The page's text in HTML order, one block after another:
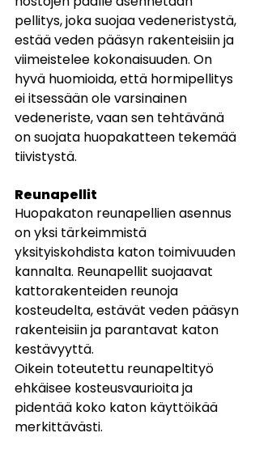
pellitys, joka suojaa vedeneristystä,
estää veden pääsyn rakenteisiin ja
viimeistelee kokonaisuuden. On
hyvä huomioida, että hormipellitys
ei itsessään ole varsinainen
vedeneriste, vaan sen tehtävänä
on suojata huopakatteen tekemää
tiivistystä.
Reunapellit
Huopakaton reunapellien asennus
on yksi tärkeimmistä
yksityiskohdista katon toimivuuden
kannalta. Reunapellit suojaavat
kattorakenteiden reunoja
kosteudelta, estävät veden pääsyn
rakenteisiin ja parantavat katon
kestävyyttä.
Oikein toteutettu reunapeltityö
ehkäisee kosteusvaurioita ja
pidentää koko katon käyttöikää
merkittävästi.